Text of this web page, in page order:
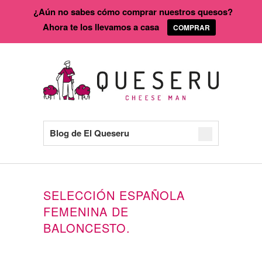
Blog de El Queseru
SELECCIÓN ESPAÑOLA
FEMENINA DE
BALONCESTO.
¿Aún no sabes cómo comprar nuestros quesos?
Ahora te los llevamos a casa
COMPRAR